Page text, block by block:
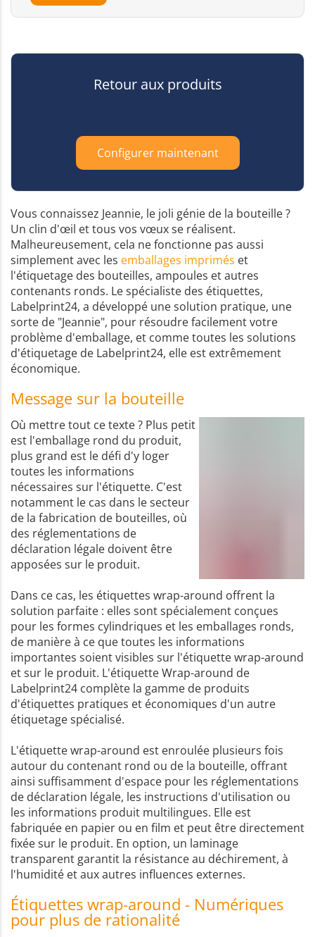
Retour aux produits
Configurer maintenant
Vous connaissez Jeannie, le joli génie de la bouteille ?
Un clin d'œil et tous vos vœux se réalisent.
Malheureusement, cela ne fonctionne pas aussi
simplement avec les emballages imprimés et
l'étiquetage des bouteilles, ampoules et autres
contenants ronds. Le spécialiste des étiquettes,
Labelprint24, a développé une solution pratique, une
sorte de "Jeannie", pour résoudre facilement votre
problème d'emballage, et comme toutes les solutions
d'étiquetage de Labelprint24, elle est extrêmement
économique.
Message sur la bouteille
Où mettre tout ce texte ? Plus petit
est l'emballage rond du produit,
plus grand est le défi d'y loger
toutes les informations
nécessaires sur l'étiquette. C'est
notamment le cas dans le secteur
de la fabrication de bouteilles, où
des réglementations de
déclaration légale doivent être
apposées sur le produit.
Dans ce cas, les étiquettes wrap-around offrent la
solution parfaite : elles sont spécialement conçues
pour les formes cylindriques et les emballages ronds,
de manière à ce que toutes les informations
importantes soient visibles sur l'étiquette wrap-around
et sur le produit. L'étiquette Wrap-around de
Labelprint24 complète la gamme de produits
d'étiquettes pratiques et économiques d'un autre
étiquetage spécialisé.
L'étiquette wrap-around est enroulée plusieurs fois
autour du contenant rond ou de la bouteille, offrant
ainsi suffisamment d'espace pour les réglementations
de déclaration légale, les instructions d'utilisation ou
les informations produit multilingues. Elle est
fabriquée en papier ou en film et peut être directement
fixée sur le produit. En option, un laminage
transparent garantit la résistance au déchirement, à
l'humidité et aux autres influences externes.
Étiquettes wrap-around - Numériques
pour plus de rationalité